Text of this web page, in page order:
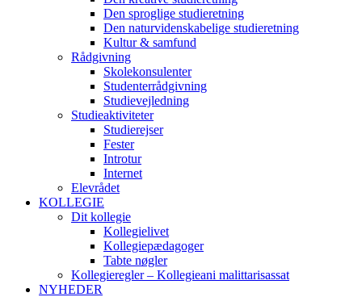
Den sproglige studieretning
Den naturvidenskabelige studieretning
Kultur & samfund
Rådgivning
Skolekonsulenter
Studenterrådgivning
Studievejledning
Studieaktiviteter
Studierejser
Fester
Introtur
Internet
Elevrådet
KOLLEGIE
Dit kollegie
Kollegielivet
Kollegiepædagoger
Tabte nøgler
Kollegieregler – Kollegieani malittarisassat
NYHEDER